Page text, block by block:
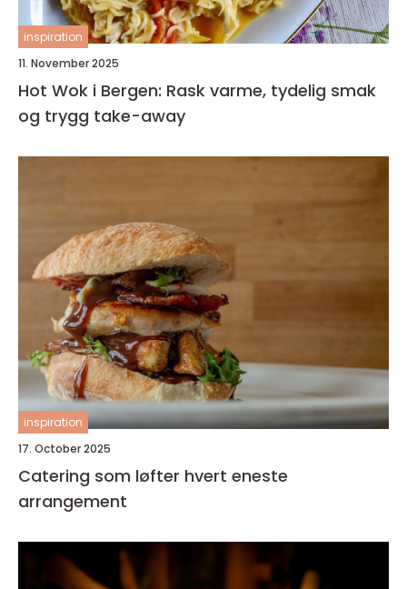
inspiration
11. November 2025
Hot Wok i Bergen: Rask varme, tydelig smak
og trygg take-away
inspiration
17. October 2025
Catering som løfter hvert eneste
arrangement